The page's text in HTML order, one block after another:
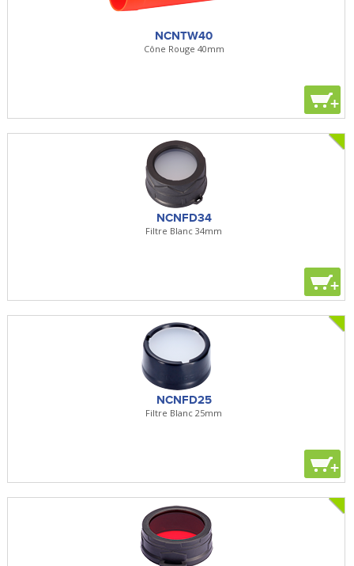
NCNTW40
Cône Rouge 40mm
+
NCNFD34
Filtre Blanc 34mm
+
NCNFD25
Filtre Blanc 25mm
+